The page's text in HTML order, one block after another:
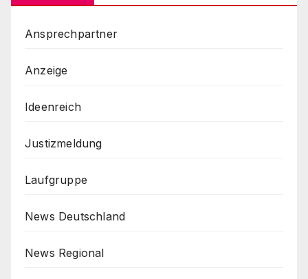
Ansprechpartner
Anzeige
Ideenreich
Justizmeldung
Laufgruppe
News Deutschland
News Regional